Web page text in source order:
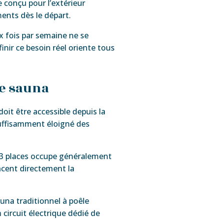
pour l’extérieur
dès le départ.
fois par semaine ne se
ce besoin réel oriente tous
sauna
être accessible depuis la
éloigné des
places occupe généralement
directement la
traditionnel à poêle
circuit électrique dédié de